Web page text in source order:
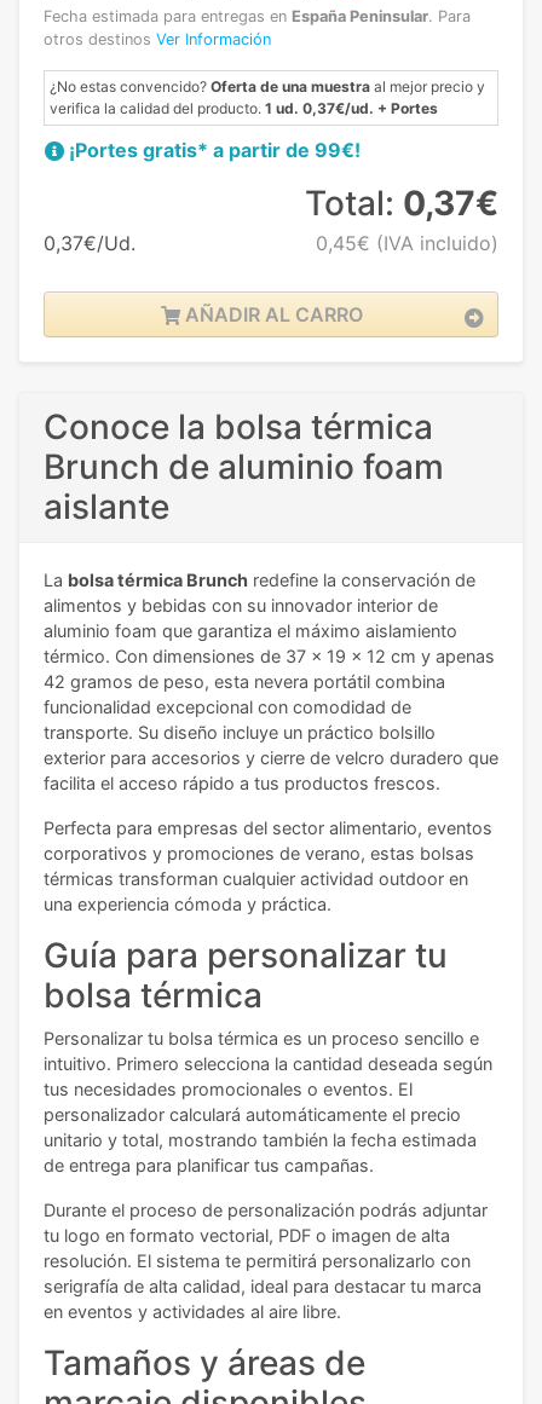
Fecha estimada para entregas en España Peninsular. Para
otros destinos Ver Información
¿No estas convencido? Oferta de una muestra al mejor precio y
verifica la calidad del producto. 1 ud. 0,37€/ud. + Portes
¡Portes gratis* a partir de 99€!
0,37€/Ud.
Total: 0,37€
0,45€ (IVA incluido)
AÑADIR AL CARRO
Conoce la bolsa térmica
Brunch de aluminio foam
aislante
La bolsa térmica Brunch redefine la conservación de
alimentos y bebidas con su innovador interior de
aluminio foam que garantiza el máximo aislamiento
térmico. Con dimensiones de 37 x 19 x 12 cm y apenas
42 gramos de peso, esta nevera portátil combina
funcionalidad excepcional con comodidad de
transporte. Su diseño incluye un práctico bolsillo
exterior para accesorios y cierre de velcro duradero que
facilita el acceso rápido a tus productos frescos.
Perfecta para empresas del sector alimentario, eventos
corporativos y promociones de verano, estas bolsas
térmicas transforman cualquier actividad outdoor en
una experiencia cómoda y práctica.
Guía para personalizar tu
bolsa térmica
Personalizar tu bolsa térmica es un proceso sencillo e
intuitivo. Primero selecciona la cantidad deseada según
tus necesidades promocionales o eventos. El
personalizador calculará automáticamente el precio
unitario y total, mostrando también la fecha estimada
de entrega para planificar tus campañas.
Durante el proceso de personalización podrás adjuntar
tu logo en formato vectorial, PDF o imagen de alta
resolución. El sistema te permitirá personalizarlo con
serigrafía de alta calidad, ideal para destacar tu marca
en eventos y actividades al aire libre.
Tamaños y áreas de